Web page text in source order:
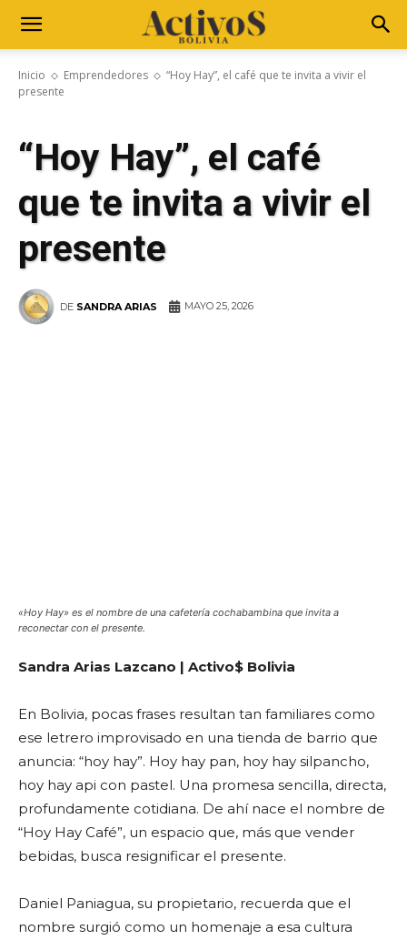
Inicio Emprendedores
“Hoy Hay”, el café que te invita a vivir el
presente
“Hoy Hay”, el café
que te invita a vivir el
presente
DE SANDRA ARIAS MAYO 25, 2026
«Hoy Hay» es el nombre de una cafetería cochabambina que invita a
reconectar con el presente.
Sandra Arias Lazcano | Activo$ Bolivia
En Bolivia, pocas frases resultan tan familiares como
ese letrero improvisado en una tienda de barrio que
anuncia: “hoy hay”. Hoy hay pan, hoy hay silpancho,
hoy hay api con pastel. Una promesa sencilla, directa,
profundamente cotidiana. De ahí nace el nombre de
“Hoy Hay Café”, un espacio que, más que vender
bebidas, busca resignificar el presente.
Daniel Paniagua, su propietario, recuerda que el
nombre surgió como un homenaje a esa cultura